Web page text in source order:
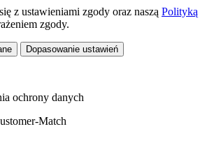
z ustawieniami zgody oraz naszą Polityką
zgody.
Dopasowanie ustawień
ochrony danych
Match